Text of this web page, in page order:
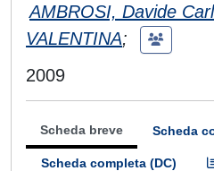
AMBROSI, Davide
VALENTINA;
2009
Scheda breve Scheda
Scheda completa (DC)